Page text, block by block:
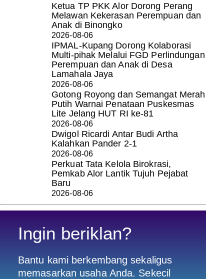
Ketua TP PKK Alor Dorong Perang
Melawan Kekerasan Perempuan dan
Anak di Binongko
2026-08-06
IPMAL-Kupang Dorong Kolaborasi
Multi-pihak Melalui FGD Perlindungan
Perempuan dan Anak di Desa
Lamahala Jaya
2026-08-06
Gotong Royong dan Semangat Merah
Putih Warnai Penataan Puskesmas
Lite Jelang HUT RI ke-81
2026-08-06
Dwigol Ricardi Antar Budi Artha
Kalahkan Pander 2-1
2026-08-06
Perkuat Tata Kelola Birokrasi,
Pemkab Alor Lantik Tujuh Pejabat
Baru
2026-08-06
Ingin beriklan?
Bantu kami berkembang sekaligus
memasarkan usaha Anda. Sekecil